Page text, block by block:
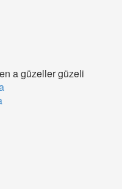
a güzeller güzeli